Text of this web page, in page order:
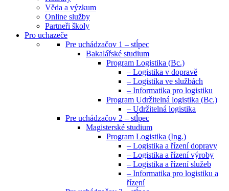
Věda a výzkum
Online služby
Partneři školy
Pro uchazeče
Pre uchádzačov 1 – stĺpec
Bakalářské studium
Program Logistika (Bc.)
– Logistika v dopravě
– Logistika ve službách
– Informatika pro logistiku
Program Udržitelná logistika (Bc.)
– Udržitelná logistika
Pre uchádzačov 2 – stĺpec
Magisterské studium
Program Logistika (Ing.)
– Logistika a řízení dopravy
– Logistika a řízení výroby
– Logistika a řízení služeb
– Informatika pro logistiku a
řízení